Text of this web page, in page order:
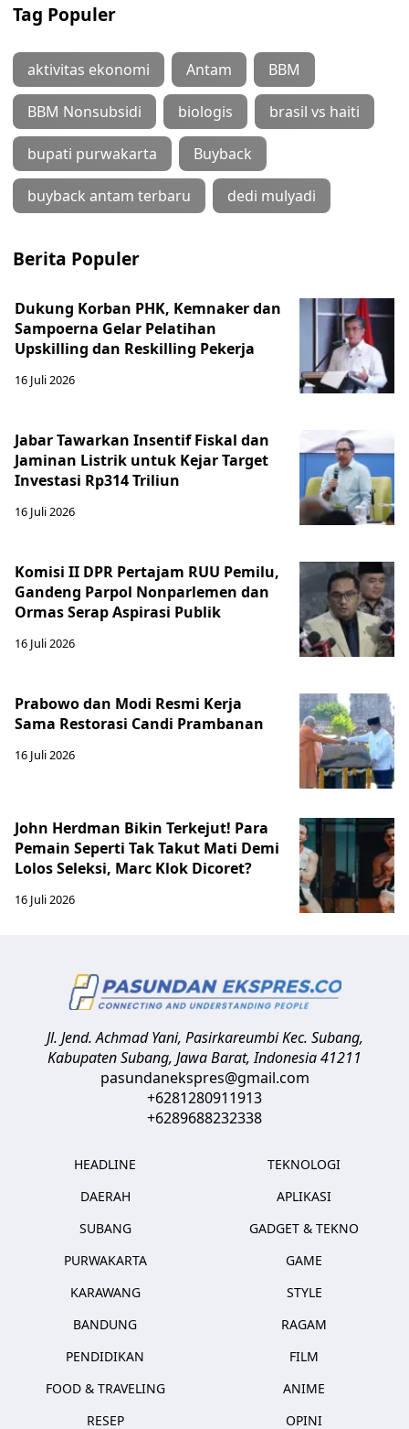
Tag Populer
aktivitas ekonomi Antam BBM
BBM Nonsubsidi biologis brasil vs haiti
bupati purwakarta Buyback
buyback antam terbaru dedi mulyadi
Berita Populer
Dukung Korban PHK, Kemnaker dan
Sampoerna Gelar Pelatihan
Upskilling dan Reskilling Pekerja
16 Juli 2026
Jabar Tawarkan Insentif Fiskal dan
Jaminan Listrik untuk Kejar Target
Investasi Rp314 Triliun
16 Juli 2026
Komisi II DPR Pertajam RUU Pemilu,
Gandeng Parpol Nonparlemen dan
Ormas Serap Aspirasi Publik
16 Juli 2026
Prabowo dan Modi Resmi Kerja
Sama Restorasi Candi Prambanan
16 Juli 2026
John Herdman Bikin Terkejut! Para
Pemain Seperti Tak Takut Mati Demi
Lolos Seleksi, Marc Klok Dicoret?
16 Juli 2026
Jl. Jend. Achmad Yani, Pasirkareumbi Kec. Subang,
Kabupaten Subang, Jawa Barat,Indonesia41211
pasundanekspres@gmail.com
+6281280911913
+6289688232338
HEADLINE
DAERAH
SUBANG
PURWAKARTA
KARAWANG
BANDUNG
PENDIDIKAN
FOOD & TRAVELING
RESEP
TEKNOLOGI
APLIKASI
GADGET & TEKNO
GAME
STYLE
RAGAM
FILM
ANIME
OPINI